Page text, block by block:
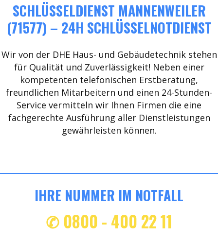
SCHLÜSSELDIENST MANNENWEILER
(71577) – 24H SCHLÜSSELNOTDIENST
Wir von der DHE Haus- und Gebäudetechnik stehen
für Qualität und Zuverlässigkeit! Neben einer
kompetenten telefonischen Erstberatung,
freundlichen Mitarbeitern und einen 24-Stunden-
Service vermitteln wir Ihnen Firmen die eine
fachgerechte Ausführung aller Dienstleistungen
gewährleisten können.
IHRE NUMMER IM NOTFALL
✆ 0800 - 400 22 11